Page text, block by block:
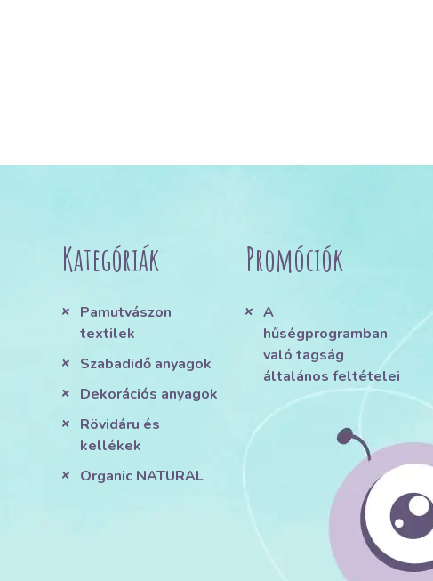
Kategóriák
Pamutvászon
textilek
Szabadidő anyagok
Dekorációs anyagok
Rövidáru és
kellékek
Organic NATURAL
Promóciók
A
hűségprogramban
való tagság
általános feltételei